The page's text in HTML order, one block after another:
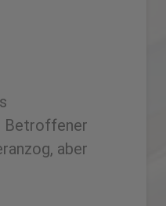
Betroffener
aber